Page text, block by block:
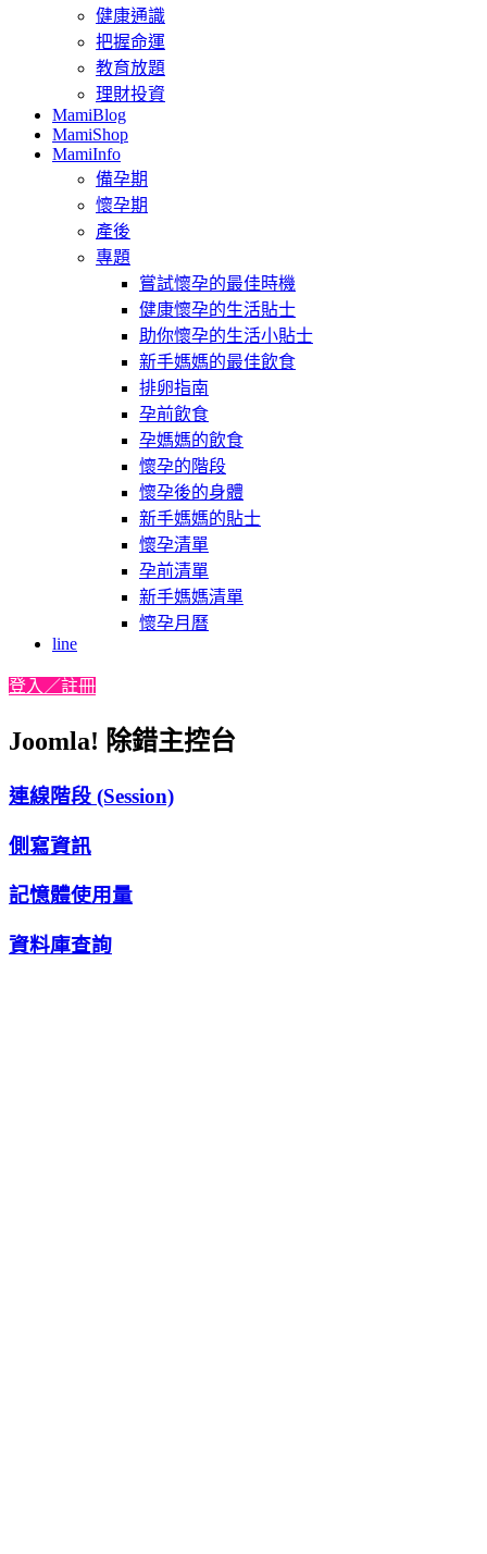
健康通識
把握命運
教育放題
理財投資
MamiBlog
MamiShop
MamiInfo
備孕期
懷孕期
產後
專題
嘗試懷孕的最佳時機
健康懷孕的生活貼士
助你懷孕的生活小貼士
新手媽媽的最佳飲食
排卵指南
孕前飲食
孕媽媽的飲食
懷孕的階段
懷孕後的身體
新手媽媽的貼士
懷孕清單
孕前清單
新手媽媽清單
懷孕月曆
line
登入／註冊
Joomla! 除錯主控台
連線階段 (Session)
側寫資訊
記憶體使用量
資料庫查詢